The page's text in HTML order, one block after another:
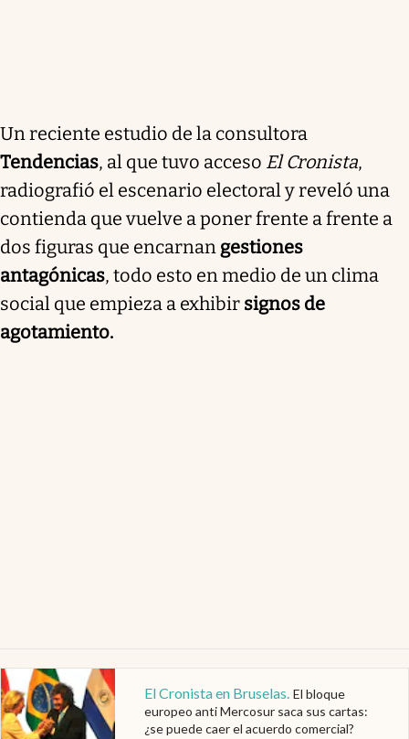
Un reciente estudio de la consultora
Tendencias, al que tuvo acceso El Cronista,
radiografió el escenario electoral y reveló una
contienda que vuelve a poner frente a frente a
dos figuras que encarnan gestiones
antagónicas, todo esto en medio de un clima
social que empieza a exhibir signos de
agotamiento.
El Cronista en Bruselas. El bloque
europeo anti Mercosur saca sus cartas:
¿se puede caer el acuerdo comercial?